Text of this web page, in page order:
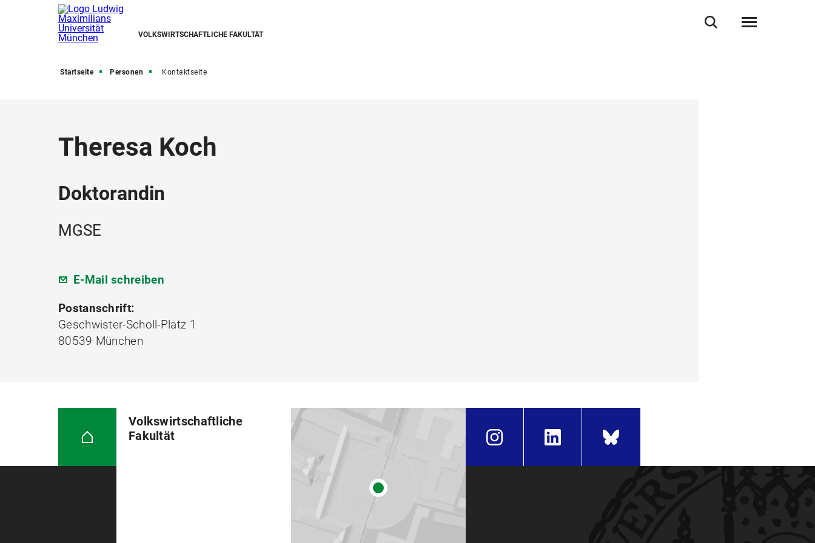
VOLKSWIRTSCHAFTLICHE FAKULTÄT
Startseite Personen Kontaktseite
Theresa Koch
Doktorandin
MGSE
E-Mail schreiben
Postanschrift:
Geschwister-Scholl-Platz 1
80539 München
Volkswirtschaftliche
Fakultät